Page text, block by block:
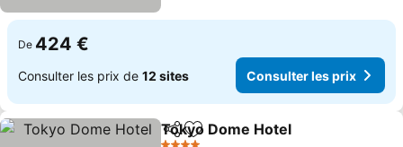
De 424 €
Consulter les prix de 12 sites Consulter les prix
PartagerAjouter à mes favoris
Tokyo Dome Hotel